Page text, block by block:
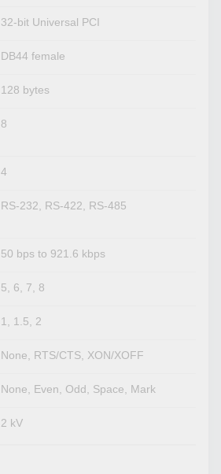
32-bit Universal PCI
DB44 female
128 bytes
8
4
RS-232, RS-422, RS-485
50 bps to 921.6 kbps
5, 6, 7, 8
1, 1.5, 2
None, RTS/CTS, XON/XOFF
None, Even, Odd, Space, Mark
2 kV